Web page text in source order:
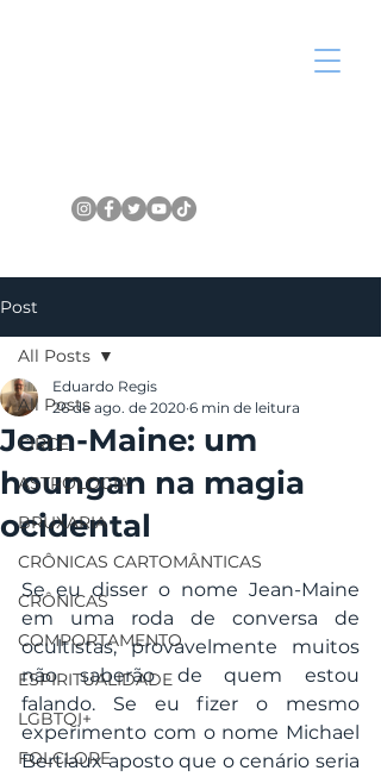
Post
All Posts
CIRCE
ASTROLOGIA
BRUXARIA
CRÔNICAS CARTOMÂNTICAS
CRÔNICAS
COMPORTAMENTO
ESPIRITUALIDADE
LGBTQI+
FOLCLORE
All Posts
Jean-Maine: um
houngan na magia
ocidental
Eduardo Regis
26 de ago. de 2020 6 min de leitura
Se eu disser o nome Jean-Maine
em uma roda de conversa de
ocultistas, provavelmente muitos
não saberão de quem estou
falando. Se eu fizer o mesmo
experimento com o nome Michael
Bertiaux aposto que o cenário seria